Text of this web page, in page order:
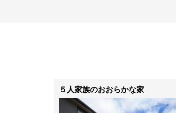
５人家族のおおらかな家